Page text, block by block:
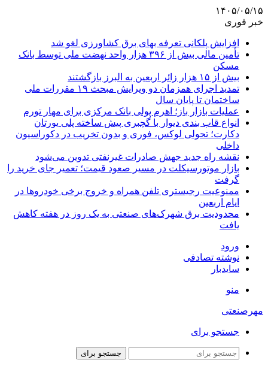
۱۴۰۵/۰۵/۱۵
خبر فوری
افزایش پلکانی تعرفه بهای برق کشاورزی لغو شد
تأمین مالی بیش از ۳۹۶ هزار واحد نهضت ملی توسط بانک
مسکن
بیش از ۱۵ هزار زائر اربعین به البرز بازگشتند
تمدید اجرای همزمان دو ویرایش مبحث ۱۹ مقررات ملی
ساختمان تا پایان سال
عملیات بازار باز؛ اهرم پولی بانک مرکزی برای مهار تورم
انواع قاب بندی دیوار با گچبری پیش ساخته پلی یورتان
دکارت؛ تحولی لوکس، فوری و بدون تخریب در دکوراسیون
داخلی
نقشه راه جدید جهش صادرات غیرنفتی تدوین می‌شود
بازار موتورسیکلت در مسیر صعود قیمت؛ تعمیر جای خرید را
گرفت
ممنوعیت رجیستری تلفن همراه و خروج برخی خودروها در
ایام اربعین
محدودیت برق شهرک‌های صنعتی به یک روز در هفته کاهش
یافت
ورود
نوشته تصادفی
سایدبار
منو
مهرصنعتی
جستجو برای
جستجو برای